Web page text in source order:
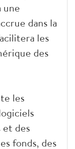
une
dans la
les
des
les
et des
fonds, des